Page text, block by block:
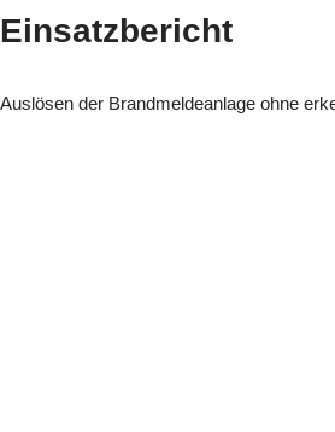
Einsatzbericht
Auslösen der Brandmeldeanlage ohne